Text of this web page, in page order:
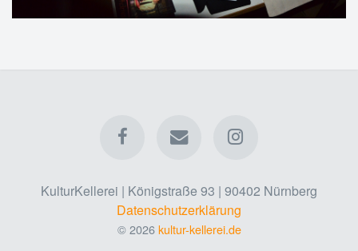
KulturKellerei | Königstraße 93 | 90402 Nürnberg
Datenschutzerklärung
© 2026kultur-kellerei.de